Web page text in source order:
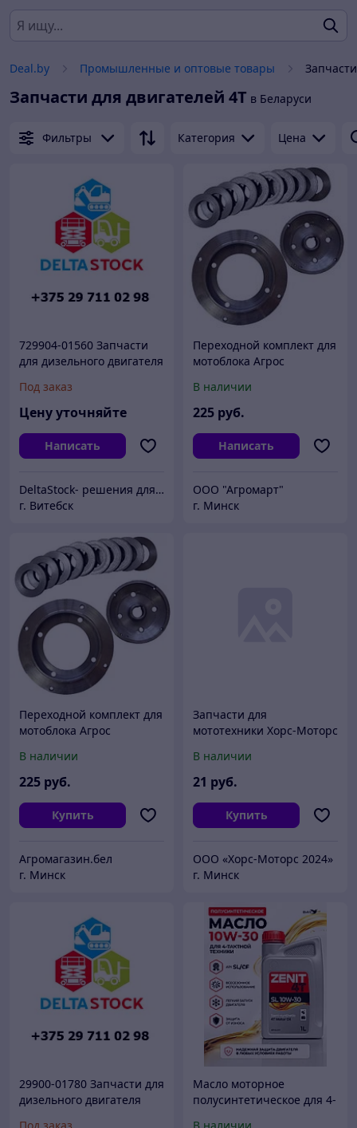
Deal.by Промышленные и оптовые товары
Запчасти для двигателей 4Т в Беларуси
Фильтры Категория Цена
729904-01560 Запчасти
для дизельного двигателя
(72990401560)
Под заказ
Цену уточняйте
Написать
DeltaStock- решения для складской техники.
г. Витебск
Переходной комплект для
мотоблока Агрос
В наличии
225 руб.
Написать
ООО "Агромарт"
г. Минск
Переходной комплект для
мотоблока Агрос
В наличии
225 руб.
Купить
Агромагазин.бел
г. Минск
Запчасти для
мототехники Хорс-Моторс
41Т (4х70х54) MM1 ALP
023-01.3
В наличии
21 руб.
Купить
ООО «Хорс-Моторс 2024»
г. Минск
29900-01780 Запчасти для
дизельного двигателя
Масло моторное
полусинтетическое для 4-